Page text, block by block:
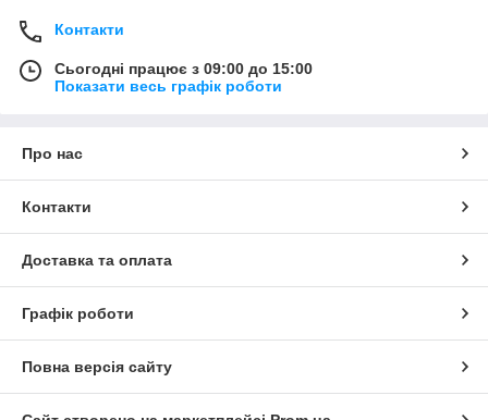
Контакти
Сьогодні працює з 09:00 до 15:00
Показати весь графік роботи
Про нас
Контакти
Доставка та оплата
Графік роботи
Повна версія сайту